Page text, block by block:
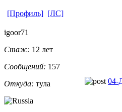
[Профиль] [ЛС]
igoor71
Стаж: 12 лет
Сообщений: 157
Откуда: тула 04-